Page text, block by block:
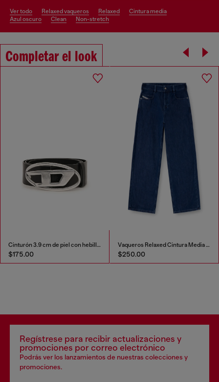
ver todo relaxed vaqueros relaxed
cintura media
azul oscuro
clean non-stretch
Completar el look
Cinturón 3.9 cm de piel con hebilla en D Vaqueros Relaxed Cintura Media 1997 D-Enim-M
Regístrese para recibir actualizaciones y
promociones por correo electrónico
Podrás ver los lanzamientos de nuestras colecciones y
promociones.